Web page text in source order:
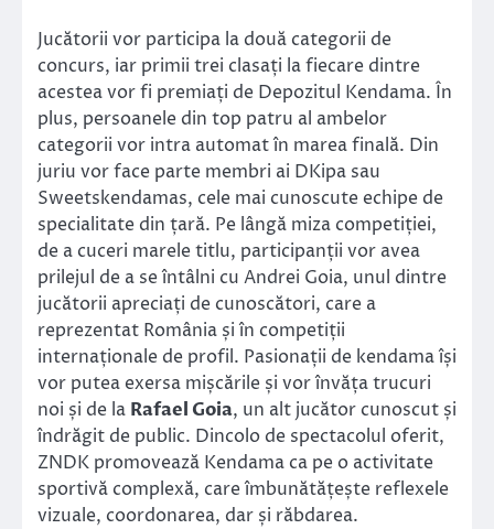
Jucătorii vor participa la două categorii de
concurs, iar primii trei clasați la fiecare dintre
acestea vor fi premiați de Depozitul Kendama. În
plus, persoanele din top patru al ambelor
categorii vor intra automat în marea finală. Din
juriu vor face parte membri ai DKipa sau
Sweetskendamas, cele mai cunoscute echipe de
specialitate din țară. Pe lângă miza competiției,
de a cuceri marele titlu, participanții vor avea
prilejul de a se întâlni cu Andrei Goia, unul dintre
jucătorii apreciați de cunoscători, care a
reprezentat România și în competiții
internaționale de profil. Pasionații de kendama își
vor putea exersa mișcările și vor învăța trucuri
noi și de la Rafael Goia, un alt jucător cunoscut și
îndrăgit de public. Dincolo de spectacolul oferit,
ZNDK promovează Kendama ca pe o activitate
sportivă complexă, care îmbunătățește reflexele
vizuale, coordonarea, dar și răbdarea.